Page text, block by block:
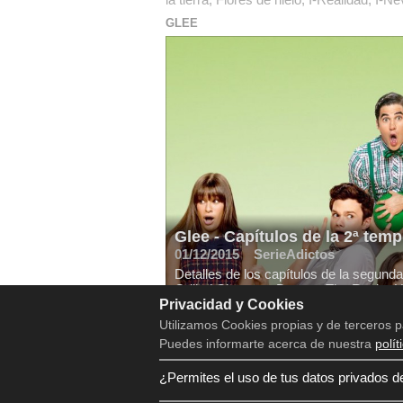
GLEE
Glee - Capítulos de la 2ª
01/12/2015
SerieAdictos
Detalles de los capítulos de la
Grilled Cheesus, Duetos, The Rocky
Privacidad y Cookies
Utilizamos Cookies propias y de terceros
Puedes informarte acerca de nuestra
¿Permites el uso de tus datos privados